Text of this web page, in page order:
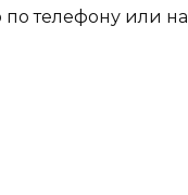
телефону или на